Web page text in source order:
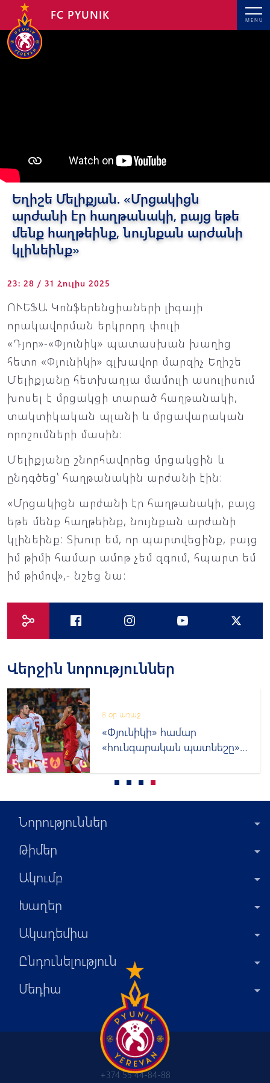
MENU
FC PYUNIK
Եղիշե Մելիքյան. «Մրցակիցն
արժանի էր հաղթանակի, բայց եթե
մենք հաղթեինք, նույնքան արժանի
կլինեինք»
23: 28 / 31 Հուլիս 2025
ՈՒԵՖԱ Կոնֆերենցիաների լիգայի
որակավորման երկրորդ փուլի
«Դյոր»-«Փյունիկ» պատասխան խաղից
հետո «Փյունիկի» գլխավոր մարզիչ Եղիշե
Մելիքյանը հետխաղյա մամուլի ասուլիսում
խոսել է մրցակցի տարած հաղթանակի,
տակտիկական պլանի և մրցավարական
որոշումների մասին։
Մելիքյանը շնորհավորեց մրցակցին և
ընդգծեց՝ հաղթանակին արժանի էին:
«Մրցակիցն արժանի էր հաղթանակի, բայց
եթե մենք հաղթեինք, նույնքան արժանի
կլինեինք: Տխուր եմ, որ պարտվեցինք, բայց
իմ թիմի համար ամոթ չեմ զգում, հպարտ եմ
իմ թիմով»,- նշեց նա:
Վերջին նորություններ
8 օր առաջ
«Փյունիկի» համար
«հունգարական պատնեշը»
Նորություններ
Թիմեր
Ակումբ
Խաղեր
Ակադեմիա
Ընդունելություն
Մեդիա
+374 55 44-84-88